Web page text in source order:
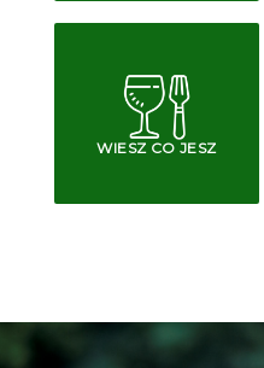
WIESZ CO JESZ